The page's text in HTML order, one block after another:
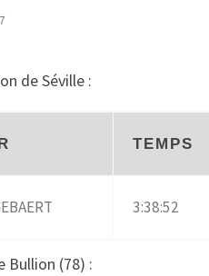
de Séville :
TEMPS
3:38:52
Bullion (78) :